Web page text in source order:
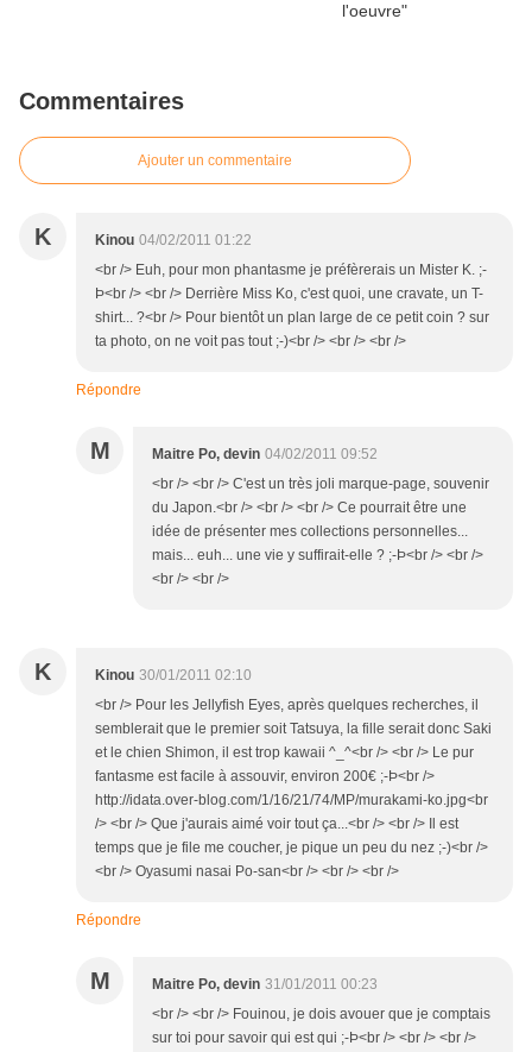
Commentaires
Ajouter un commentaire
K Kinou 04/02/2011 01:22
<br /> Euh, pour mon phantasme je préfèrerais un Mister K. ;-
Þ<br /> <br /> Derrière Miss Ko, c'est quoi, une cravate, un T-
shirt... ?<br /> Pour bientôt un plan large de ce petit coin ? sur
ta photo, on ne voit pas tout ;-)<br /> <br /> <br />
Répondre
M Maitre Po, devin 04/02/2011 09:52
<br /> <br /> C'est un très joli marque-page, souvenir
du Japon.<br /> <br /> <br /> Ce pourrait être une
idée de présenter mes collections personnelles...
mais... euh... une vie y suffirait-elle ? ;-Þ<br /> <br />
<br /> <br />
K Kinou 30/01/2011 02:10
<br /> Pour les Jellyfish Eyes, après quelques recherches, il
semblerait que le premier soit Tatsuya, la fille serait donc Saki
et le chien Shimon, il est trop kawaii ^_^<br /> <br /> Le pur
fantasme est facile à assouvir, environ 200€ ;-Þ<br />
http://idata.over-blog.com/1/16/21/74/MP/murakami-ko.jpg<br
/> <br /> Que j'aurais aimé voir tout ça...<br /> <br /> Il est
temps que je file me coucher, je pique un peu du nez ;-)<br />
<br /> Oyasumi nasai Po-san<br /> <br /> <br />
Répondre
M Maitre Po, devin 31/01/2011 00:23
<br /> <br /> Fouinou, je dois avouer que je comptais
sur toi pour savoir qui est qui ;-Þ<br /> <br /> <br />